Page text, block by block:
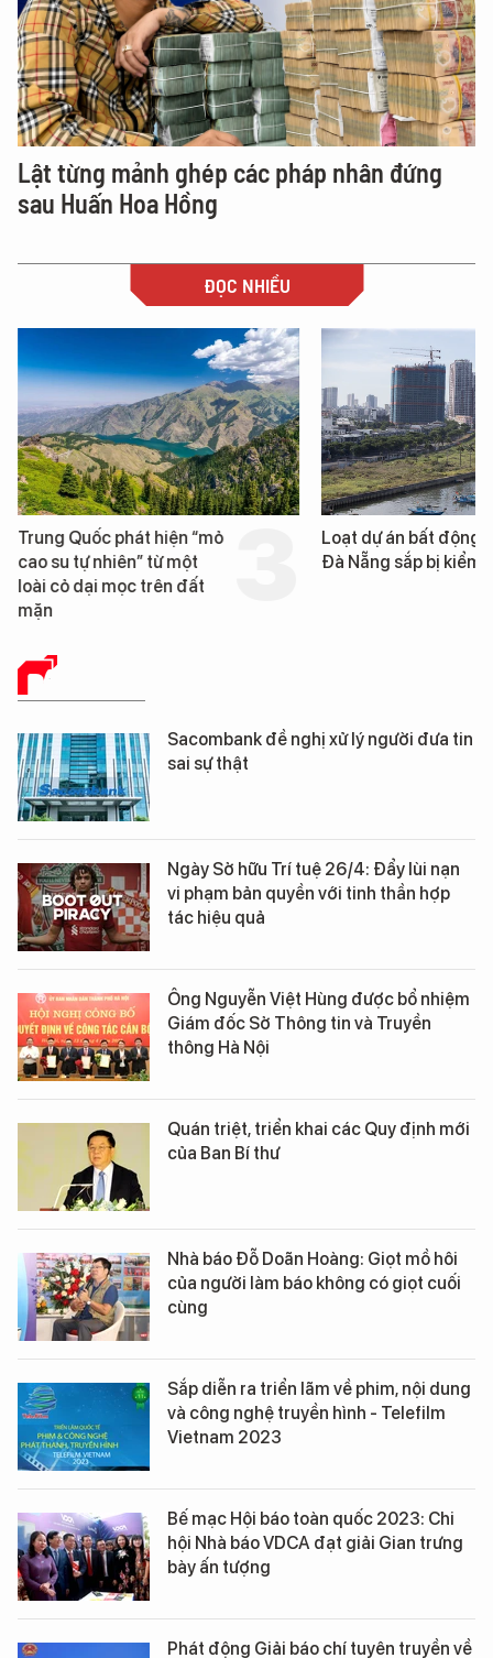
Lật từng mảnh ghép các pháp nhân đứng
sau Huấn Hoa Hồng
ĐỌC NHIỀU
Trung Quốc phát hiện “mỏ
cao su tự nhiên” từ một
loài cỏ dại mọc trên đất
mặn
Loạt dự án bất động
Đà Nẵng sắp bị kiểm
BÁO CHÍ SỐ
Sacombank đề nghị xử lý người đưa tin
sai sự thật
Ngày Sở hữu Trí tuệ 26/4: Đẩy lùi nạn
vi phạm bản quyền với tinh thần hợp
tác hiệu quả
Ông Nguyễn Việt Hùng được bổ nhiệm
Giám đốc Sở Thông tin và Truyền
thông Hà Nội
Quán triệt, triển khai các Quy định mới
của Ban Bí thư
Nhà báo Đỗ Doãn Hoàng: Giọt mồ hôi
của người làm báo không có giọt cuối
cùng
Sắp diễn ra triển lãm về phim, nội dung
và công nghệ truyền hình - Telefilm
Vietnam 2023
Bế mạc Hội báo toàn quốc 2023: Chi
hội Nhà báo VDCA đạt giải Gian trưng
bày ấn tượng
Phát động Giải báo chí tuyên truyền về